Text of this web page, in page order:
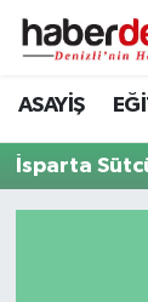
ASAYİŞ
İsparta
Denizli
Denizli
Denizli